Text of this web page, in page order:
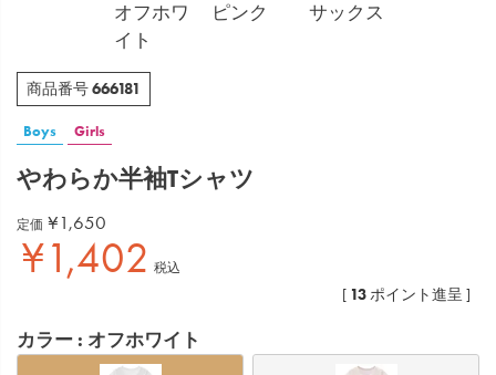
オフホワ
イト
ピンク サックス
商品番号666181
Boys Girls
やわらか半袖Tシャツ
定価 ¥ 1,650
¥1,402 税込
[ 13ポイント進呈 ]
カラー オフホワイト